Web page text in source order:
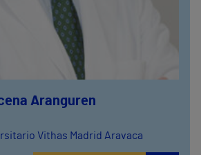
Aranguren
Vithas Madrid Aravaca